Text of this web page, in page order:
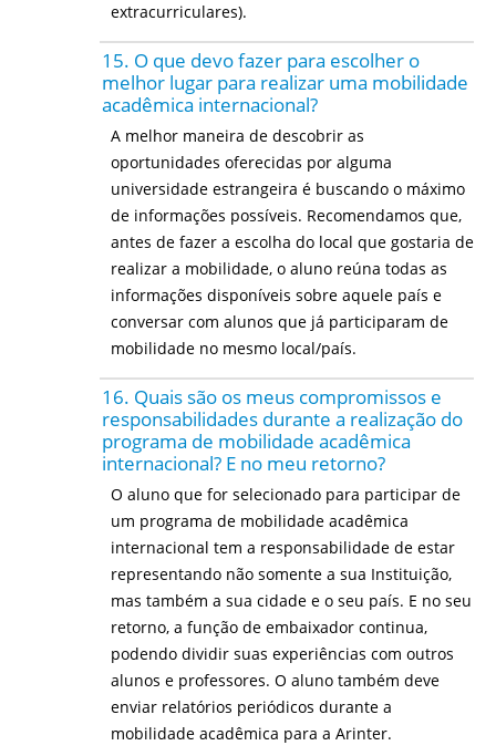
extracurriculares).
15. O que devo fazer para escolher o
melhor lugar para realizar uma mobilidade
acadêmica internacional?
A melhor maneira de descobrir as
oportunidades oferecidas por alguma
universidade estrangeira é buscando o máximo
de informações possíveis. Recomendamos que,
antes de fazer a escolha do local que gostaria de
realizar a mobilidade, o aluno reúna todas as
informações disponíveis sobre aquele país e
conversar com alunos que já participaram de
mobilidade no mesmo local/país.
16. Quais são os meus compromissos e
responsabilidades durante a realização do
programa de mobilidade acadêmica
internacional? E no meu retorno?
O aluno que for selecionado para participar de
um programa de mobilidade acadêmica
internacional tem a responsabilidade de estar
representando não somente a sua Instituição,
mas também a sua cidade e o seu país. E no seu
retorno, a função de embaixador continua,
podendo dividir suas experiências com outros
alunos e professores. O aluno também deve
enviar relatórios periódicos durante a
mobilidade acadêmica para a Arinter.